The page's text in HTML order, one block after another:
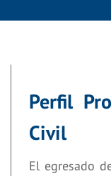
Perfil
Civil
El egresado